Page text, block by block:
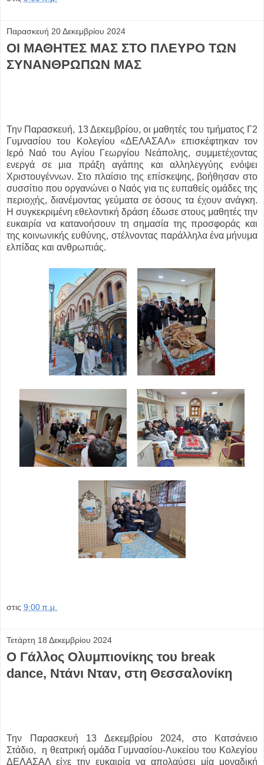
Παρασκευή 20 Δεκεμβρίου 2024
ΟΙ ΜΑΘΗΤΕΣ ΜΑΣ ΣΤΟ ΠΛΕΥΡΟ ΤΩΝ
ΣΥΝΑΝΘΡΩΠΩΝ ΜΑΣ
Την Παρασκευή, 13 Δεκεμβρίου, οι μαθητές του τμήματος Γ2
Γυμνασίου του Κολεγίου «ΔΕΛΑΣΑΛ» επισκέφτηκαν τον
Ιερό Ναό του Αγίου Γεωργίου Νεάπολης, συμμετέχοντας
ενεργά σε μια πράξη αγάπης και αλληλεγγύης ενόψει
Χριστουγέννων. Στο πλαίσιο της επίσκεψης, βοήθησαν στο
συσσίτιο που οργανώνει ο Ναός για τις ευπαθείς ομάδες της
περιοχής, διανέμοντας γεύματα σε όσους τα έχουν ανάγκη.
Η συγκεκριμένη εθελοντική δράση έδωσε στους μαθητές την
ευκαιρία να κατανοήσουν τη σημασία της προσφοράς και
της κοινωνικής ευθύνης, στέλνοντας παράλληλα ένα μήνυμα
ελπίδας και ανθρωπιάς.
στις 9:00 π.μ.
Τετάρτη 18 Δεκεμβρίου 2024
Ο Γάλλος Ολυμπιονίκης του break
dance, Ντάνι Νταν, στη Θεσσαλονίκη
Την Παρασκευή 13 Δεκεμβρίου 2024, στο Κατσάνειο
Στάδιο, η θεατρική ομάδα Γυμνασίου-Λυκείου του Κολεγίου
ΔΕΛΑΣΑΛ είχε την ευκαιρία να απολαύσει μία μοναδική